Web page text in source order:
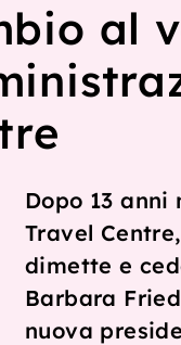
al
Dopo 13
Travel
dimette e
Barbara
nuova